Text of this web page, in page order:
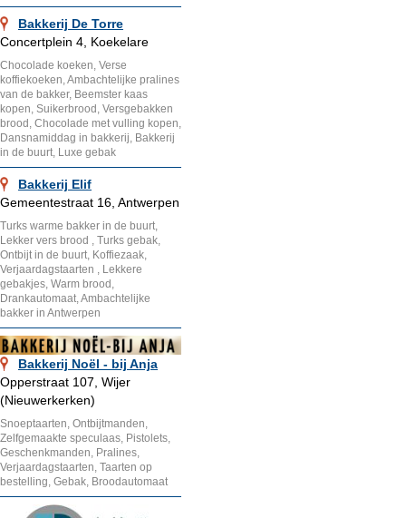
Bakkerij De Torre
Concertplein 4, Koekelare
Chocolade koeken, Verse
koffiekoeken, Ambachtelijke pralines
van de bakker, Beemster kaas
kopen, Suikerbrood, Versgebakken
brood, Chocolade met vulling kopen,
Dansnamiddag in bakkerij, Bakkerij
in de buurt, Luxe gebak
Bakkerij Elif
Gemeentestraat 16, Antwerpen
Turks warme bakker in de buurt,
Lekker vers brood , Turks gebak,
Ontbijt in de buurt, Koffiezaak,
Verjaardagstaarten , Lekkere
gebakjes, Warm brood,
Drankautomaat, Ambachtelijke
bakker in Antwerpen
Bakkerij Noël - bij Anja
Opperstraat 107, Wijer
(Nieuwerkerken)
Snoeptaarten, Ontbijtmanden,
Zelfgemaakte speculaas, Pistolets,
Geschenkmanden, Pralines,
Verjaardagstaarten, Taarten op
bestelling, Gebak, Broodautomaat